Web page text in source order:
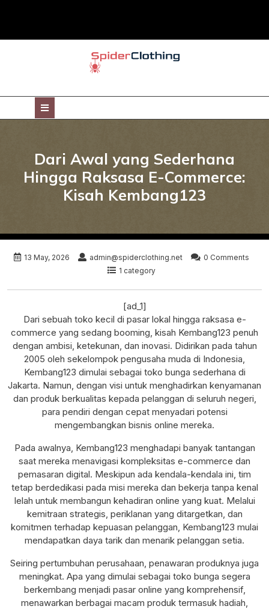
Dari Awal yang Sederhana
Hingga Raksasa E-Commerce:
Kisah Kembang123
13 May, 2026 admin@spiderclothing.net
0 Comments
1 category
[ad_1]
Dari sebuah toko kecil di pasar lokal hingga raksasa e-
commerce yang sedang booming, kisah Kembang123 penuh
dengan ambisi, ketekunan, dan inovasi. Didirikan pada tahun
2005 oleh sekelompok pengusaha muda di Indonesia,
Kembang123 dimulai sebagai toko bunga sederhana di
Jakarta. Namun, dengan visi untuk menghadirkan kenyamanan
dan produk berkualitas kepada pelanggan di seluruh negeri,
para pendiri dengan cepat menyadari potensi
mengembangkan bisnis online mereka.
Pada awalnya, Kembang123 menghadapi banyak tantangan
saat mereka menavigasi kompleksitas e-commerce dan
pemasaran digital. Meskipun ada kendala-kendala ini, tim
tetap berdedikasi pada misi mereka dan bekerja tanpa kenal
lelah untuk membangun kehadiran online yang kuat. Melalui
kemitraan strategis, periklanan yang ditargetkan, dan
komitmen terhadap kepuasan pelanggan, Kembang123 mulai
mendapatkan daya tarik dan menarik pelanggan setia.
Seiring pertumbuhan perusahaan, penawaran produknya juga
meningkat. Apa yang dimulai sebagai toko bunga segera
berkembang menjadi pasar online yang komprehensif,
menawarkan berbagai macam produk termasuk hadiah,